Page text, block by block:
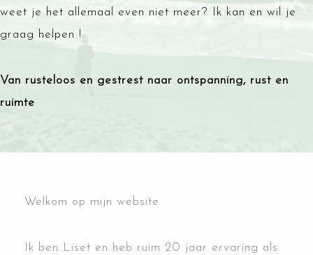
weet je het allemaal even niet meer? Ik kan en wil je
graag helpen !
Van rusteloos en gestrest naar ontspanning, rust en
ruimte
Welkom op mijn website
Ik ben Liset en heb ruim 20 jaar ervaring als